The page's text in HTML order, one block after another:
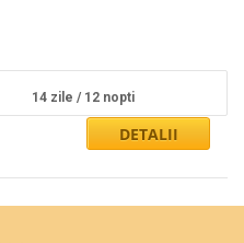
14 zile / 12 nopti